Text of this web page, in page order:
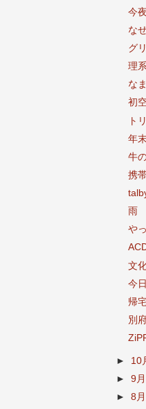
今
な
グ
理
な
初
ト
年
牛
携
雨
や
文
今
帰
別
► 10
►9月
►8月